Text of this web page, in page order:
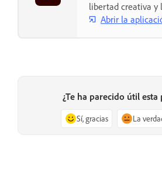
libertad creativa y
Abrir la
¿Te ha parecido útil esta
Sí, gracias La